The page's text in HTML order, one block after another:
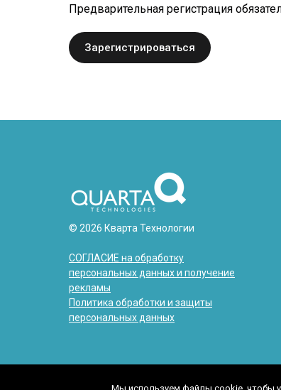
Предварительная регистрация
Зарегистрироваться
© 2026 Кварта Технологии
СОГЛАСИЕ на обработку
персональных данных и получение
рекламы
Политика обработки и защиты
персональных данных
Мы используем файлы cookie, чтобы